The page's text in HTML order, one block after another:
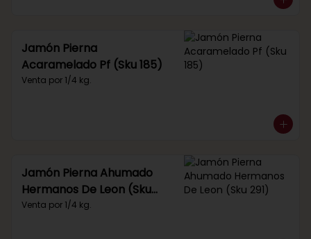
Jamón Pierna
Acaramelado Pf (Sku 185)
Venta por 1/4 kg.
Jamón Pierna Ahumado
Hermanos De Leon (Sku
291)
Venta por 1/4 kg.